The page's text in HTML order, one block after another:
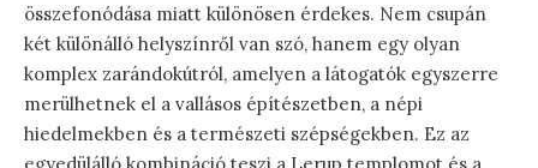
összefonódása miatt különösen érdekes. Nem csupán
két különálló helyszínről van szó, hanem egy olyan
komplex zarándokútról, amelyen a látogatók egyszerre
merülhetnek el a vallásos építészetben, a népi
hiedelmekben és a természeti szépségekben. Ez az